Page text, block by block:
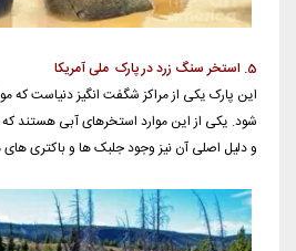
5. استخر سنگ زرد در پارک ملی آمریکا
این پارک یکی از مراکز شگفت انگیز دنیاست که
شود. یکی از این موارد استخرهای آبی هستند که
و دلیل اصلی آن نیز وجود جلبک ها و باکتری